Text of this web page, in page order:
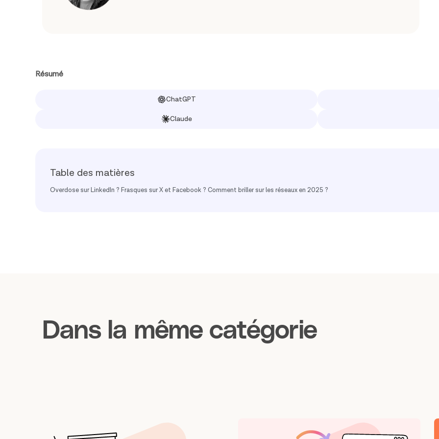
Résumé
ChatGPT
Claude
Table des matières
Overdose sur LinkedIn ? Frasques sur X et Facebook ? Comment briller sur les réseaux en 2025 ?
Dans la même catégorie